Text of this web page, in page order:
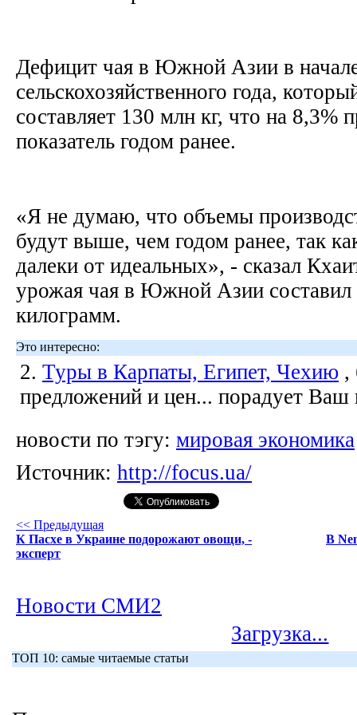
Дефицит чая в Южной Азии в
сельскохозяйственного года,
составляет 130 млн кг, что на 8,3%
показатель годом ранее.
«Я не думаю, что объемы
будут выше, чем годом ранее, так
далеки от идеальных», - сказал
урожая чая в Южной Азии
килограмм.
Это интересно:
2. Туры в Карпаты, Египет, Чехию ,
предложений и цен... порадует Ваш
новости по тэгу: мировая экономика
Источник: http://focus.ua/
<< Предыдущая
К Пасхе в Украине подорожают овощи, -
эксперт
В
Новости СМИ2
Загрузка...
ТОП 10: самые читаемые статьи